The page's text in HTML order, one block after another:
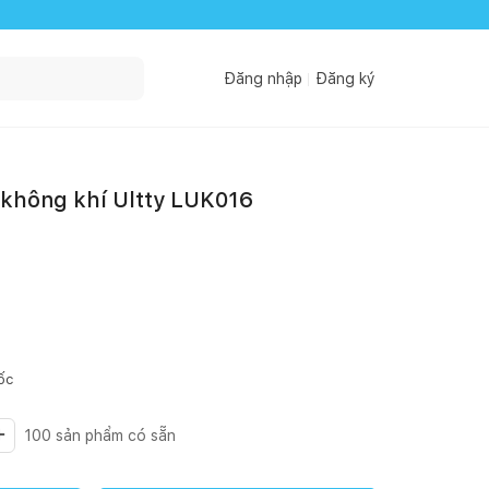
Đăng nhập Đăng ký
khí Ultty LUK016
100 sản phẩm có sẵn